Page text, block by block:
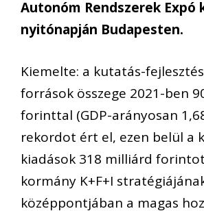
Autonóm Rendszerek Expó
nyitónapján Budapesten.
Kiemelte: a kutatás-
források összege 2021-ben
forinttal (GDP-arányosan
rekordot ért el, ezen belül a
kiadások 318 milliárd
kormány K+F+I
középpontjában a magas